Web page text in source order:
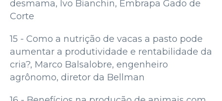
desmama, Ivo Bianchin, Embrapa Gado de
Corte
15 - Como a nutrição de vacas a pasto pode
aumentar a produtividade e rentabilidade da
cria?, Marco Balsalobre, engenheiro
agrônomo, diretor da Bellman